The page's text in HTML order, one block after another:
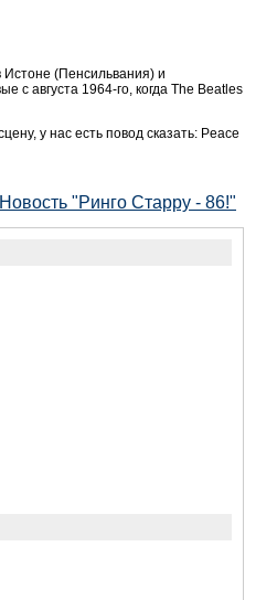
Истоне (Пенсильвания) и
с августа 1964-го, когда The Beatles
у нас есть повод сказать: Peace
"Ринго Старру - 86!"